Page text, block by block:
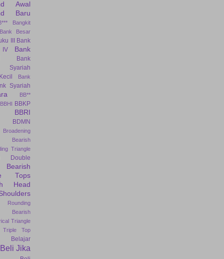
Awal
Baru
Bangkit
Bank Besar
III
Bank
IV
Bank
Bank
Syariah
Bank
Syariah
BB**
BBHI BBKP
BBRI
BDMN
Bearish
Triangle
Double
Bearish
Tops
Head
Rounding
Bearish
Triangle
Triple Top
Belajar
Beli Jika